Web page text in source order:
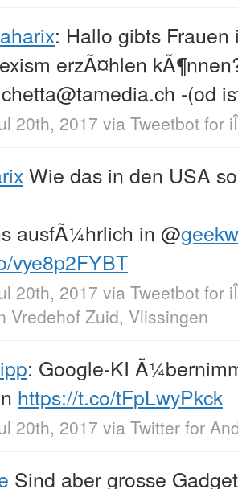
: Hallo gibts
erzÃ¤hlen
-(od
20th, 2017 via Tweetbot for
Wie das in den USA
ausfÃ¼hrlich in @
vye8p2FYBT
20th, 2017 via Tweetbot for
Vredehof Zuid, Vlissingen
: Google-KI
https://t.co/tFpLwyPkck
20th, 2017 via Twitter for
Sind aber grosse